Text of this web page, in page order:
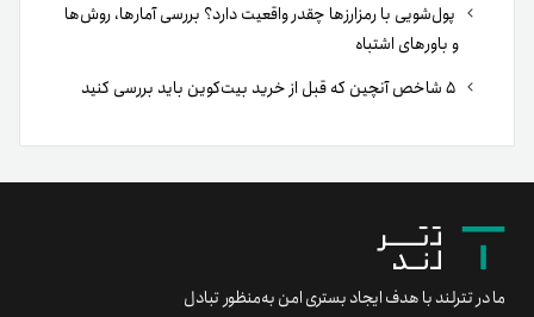
پول‌شویی با رمزارزها چقدر واقعیت دارد؟ بررسی آمارها، روش‌ها
و باورهای اشتباه
ما در تترلند با هدف ایجاد بستری امن به‌منظور تبادل